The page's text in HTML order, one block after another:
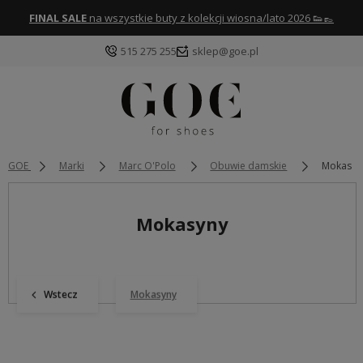
FINAL SALE na wszystkie buty z kolekcji wiosna/lato 2026 👟👞
515 275 255 sklep@goe.pl
GOE Marki Marc O'Polo Obuwie damskie
Mokasyny
Wstecz Mokasyny